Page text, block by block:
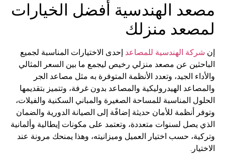
الهندسية أفضل الخيارات
منزلك
الهندسية للمصاعد إحدى الاختيارات المناسبة لجميع
عن مصعد منزلي رخيص ليجمع ما بين السعر المثالي
الجيد، وتعدد الأنظمة المتوفرة به مثل مصاعد الجر
الهيدروليكية والمصاعد بدون غرفة، وتتميز بتقديمها
المناسبة للمساحة الصغيرة والمباني السكنية والفيلات،
أنظمة للأمان حديثة إضافًة إلى الصيانة الدورية والضمان
لسنوات متعددة، وتعتمد على مكونات إيطالية وألمانية
حسب اختيار العميل وميزانيته، وهذا يمنحك مرونة عند